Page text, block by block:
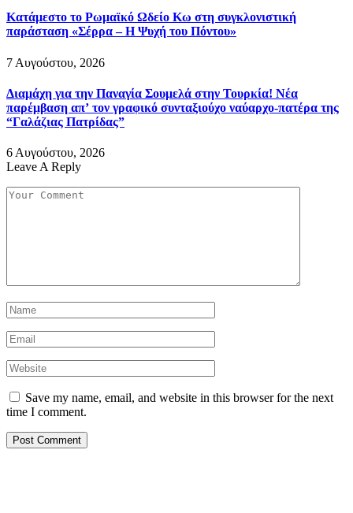
Κατάμεστο το Ρωμαϊκό Ωδείο Κω στη συγκλονιστική
παράσταση «Σέρρα – Η Ψυχή του Πόντου»
7 Αυγούστου, 2026
Διαμάχη για την Παναγία Σουμελά στην Τουρκία! Νέα
παρέμβαση απ’ τον γραφικό συνταξιούχο ναύαρχο-πατέρα της
“Γαλάζιας Πατρίδας”
6 Αυγούστου, 2026
Leave A Reply
Save my name, email, and website in this browser for the next
time I comment.